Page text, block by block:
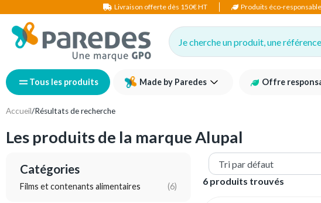
Livraison offerte dès 150€ HT Produits éco-
Je cherche un produit, une référence
Tous les produits Made by Paredes Offre
Accueil/Résultats de recherche
Les produits de la marque Alupal
Catégories
Films et contenants alimentaires (6) 6 produits trouvés